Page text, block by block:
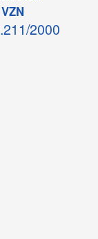
VZN
2000